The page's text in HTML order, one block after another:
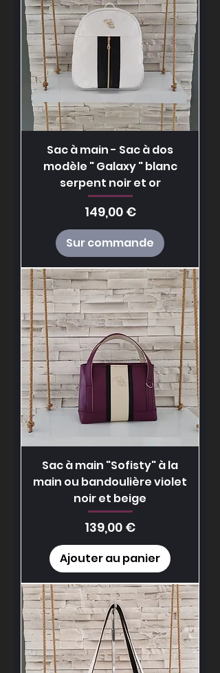
Sac à main - Sac à dos
modèle " Galaxy " blanc
serpent noir et or
Prix
149,00 €
Sur commande
Sac à main "Sofisty" à la
main ou bandoulière violet
noir et beige
Prix
139,00 €
Ajouter au panier